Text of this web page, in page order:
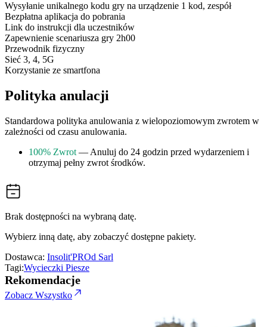
Wysyłanie unikalnego kodu gry na urządzenie 1 kod, zespół
Bezpłatna aplikacja do pobrania
Link do instrukcji dla uczestników
Zapewnienie scenariusza gry 2h00
Przewodnik fizyczny
Sieć 3, 4, 5G
Korzystanie ze smartfona
Polityka anulacji
Standardowa polityka anulowania z wielopoziomowym zwrotem w
zależności od czasu anulowania.
100% Zwrot — Anuluj do 24 godzin przed wydarzeniem i
otrzymaj pełny zwrot środków.
Brak dostępności na wybraną datę.
Wybierz inną datę, aby zobaczyć dostępne pakiety.
Dostawca: Insolit'PROd Sarl
Tagi:Wycieczki Piesze
Rekomendacje
Zobacz Wszystko